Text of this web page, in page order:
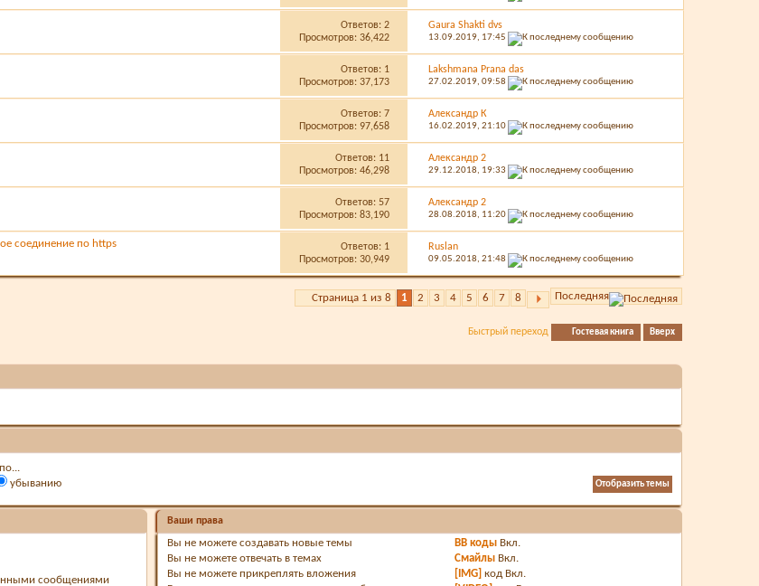
Ответов: 2
Просмотров: 36,422
Gaura Shakti dvs
13.09.2019, 17:45
Ответов: 1
Просмотров: 37,173
Lakshmana Prana das
27.02.2019,09:58
Ответов: 7
Просмотров: 97,658
Александр К
16.02.2019,21:10
Ответов: 11
Просмотров: 46,298
Александр 2
29.12.2018, 19:33
Ответов: 57
Просмотров: 83,190
Александр 2
28.08.2018, 11:20
соединение по https Ответов: 1
Просмотров: 30,949
Ruslan
09.05.2018,21:48
Страница 1 из 8 1 2 3 4 5 6 7 8 Последняя
Быстрый переход Гостевая книга Вверх
убыванию
сообщениями
Ваши права
Вы не можетесоздавать новые темы
Вы не можетеотвечать в темах
Вы не можетеприкреплять вложения
BB коды Вкл.
Смайлы Вкл.
[IMG] код Вкл.